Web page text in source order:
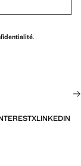
.
XLINKEDIN